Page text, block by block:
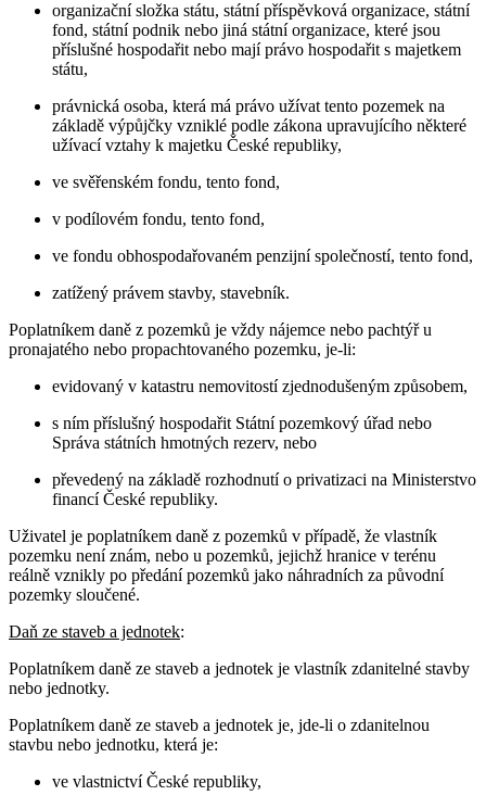
organizační složka státu, státní příspěvková organizace, státní
fond, státní podnik nebo jiná státní organizace, které jsou
příslušné hospodařit nebo mají právo hospodařit s majetkem
státu,
právnická osoba, která má právo užívat tento pozemek na
základě výpůjčky vzniklé podle zákona upravujícího některé
užívací vztahy k majetku České republiky,
ve svěřenském fondu, tento fond,
v podílovém fondu, tento fond,
ve fondu obhospodařovaném penzijní společností, tento fond,
zatížený právem stavby, stavebník.
Poplatníkem daně z pozemků je vždy nájemce nebo pachtýř u
pronajatého nebo propachtovaného pozemku, je-li:
evidovaný v katastru nemovitostí zjednodušeným způsobem,
s ním příslušný hospodařit Státní pozemkový úřad nebo
Správa státních hmotných rezerv, nebo
převedený na základě rozhodnutí o privatizaci na Ministerstvo
financí České republiky.
Uživatel je poplatníkem daně z pozemků v případě, že vlastník
pozemku není znám, nebo u pozemků, jejichž hranice v terénu
reálně vznikly po předání pozemků jako náhradních za původní
pozemky sloučené.
Daň ze staveb a jednotek:
Poplatníkem daně ze staveb a jednotek je vlastník zdanitelné stavby
nebo jednotky.
Poplatníkem daně ze staveb a jednotek je, jde-li o zdanitelnou
stavbu nebo jednotku, která je:
ve vlastnictví České republiky,